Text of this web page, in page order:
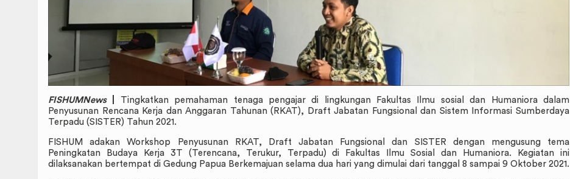
FISHUMNews| Tingkatkan pemahaman tenaga pengajar di lingkungan Fakultas Ilmu sosial dan Humaniora dalam
Penyusunan Rencana Kerja dan Anggaran Tahunan (RKAT), Draft Jabatan Fungsional dan Sistem Informasi Sumberdaya
Terpadu (SISTER) Tahun 2021.
FISHUM adakan Workshop Penyusunan RKAT, Draft Jabatan Fungsional dan SISTER dengan mengusung tema
Peningkatan Budaya Kerja 3T (Terencana, Terukur, Terpadu) di Fakultas Ilmu Sosial dan Humaniora. Kegiatan ini
dilaksanakan bertempat di Gedung Papua Berkemajuan selama dua hari yang dimulai dari tanggal 8 sampai 9 Oktober 2021.